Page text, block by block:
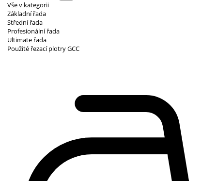
Vše v kategorii
Základní řada
Střední řada
Profesionální řada
Ultimate řada
Použité řezací plotry GCC